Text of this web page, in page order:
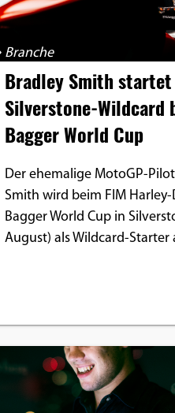
Branche
Bradley Smith
Silverstone-Wildcard
Bagger World Cup
Der ehemalige MotoGP-
Smith wird beim FIM
Bagger World Cup in
August) als Wildcard-Starter